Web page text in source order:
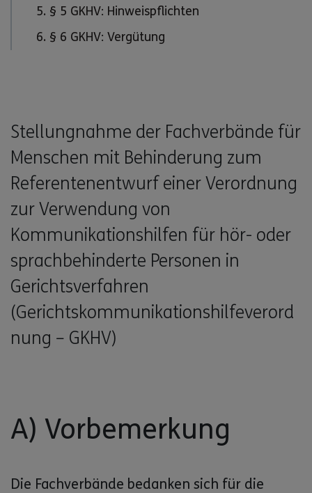
5. § 5 GKHV: Hinweispflichten
6. § 6 GKHV: Vergütung
Stellungnahme der Fachverbände für
Menschen mit Behinderung zum
Referentenentwurf einer Verordnung
zur Verwendung von
Kommunikationshilfen für hör- oder
sprachbehinderte Personen in
Gerichtsverfahren
(Gerichtskommunikationshilfeverord
nung – GKHV)
A) Vorbemerkung
Die Fachverbände bedanken sich für die